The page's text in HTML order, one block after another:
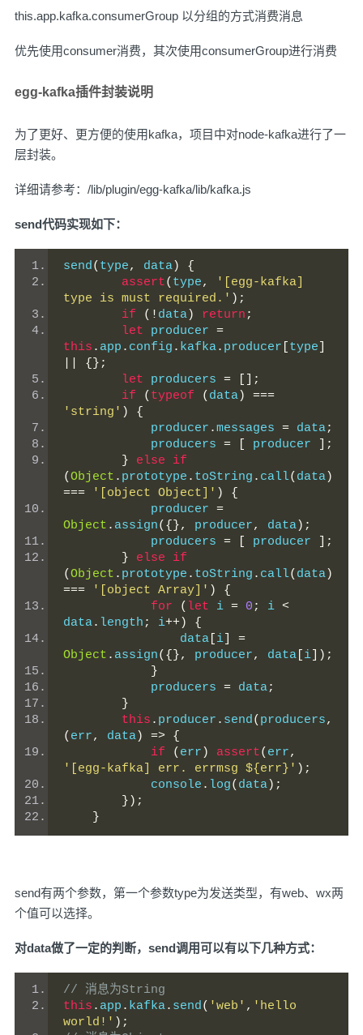
this.app.kafka.consumerGroup 以分组的方式消费消息
优先使用consumer消费，其次使用consumerGroup进行消费
egg-kafka插件封装说明
为了更好、更方便的使用kafka，项目中对node-kafka进行了一
层封装。
详细请参考：/lib/plugin/egg-kafka/lib/kafka.js
send代码实现如下：
send( type, data)
{
assert( type,
'[egg-kafka]
type is must required.' );
if
(! data) return ;
let producer =
this . app . config . kafka. producer type
{};
let producers =
[];
if
( typeof ( data)
===
'string' )
{
            producer
.messages = data;
            producers
= producer
];
}
else
if
(Object . prototype . toString . call( data)
===
'[object Object]' )
{
            producer
=
Object . assign({}, producer, data);
            producers
= producer
];
}
else
if
(Object . prototype . toString . call( data)
===
'[object Array]' )
{
for
( let i = 0 ; i <
data. length ; i++)
{
                data
i
=
Object . assign({}, producer, data i ]);
}
            producers
= data;
}
this . producer . send( producers,
( err, data) => {
if
( err ) assert( err,
'[egg-kafka] err. errmsg ${err}' );
            console
. log( data);
});
}
send有两个参数，第一个参数type为发送类型，有web、wx两
个值可以选择。
对data做了一定的判断，send调用可以有以下几种方式：
// 消息为String
this . app . kafka. send( 'web' , 'hello
world!' );